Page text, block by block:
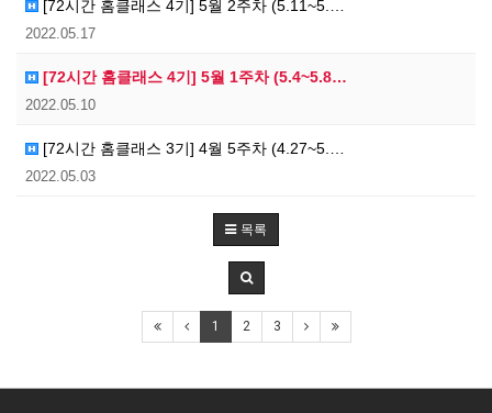
[72시간 홈클래스 4기] 5월 2주차 (5.11~5.…
2022.05.17
[72시간 홈클래스 4기] 5월 1주차 (5.4~5.8…
2022.05.10
[72시간 홈클래스 3기] 4월 5주차 (4.27~5.…
2022.05.03
목록
1 2 3